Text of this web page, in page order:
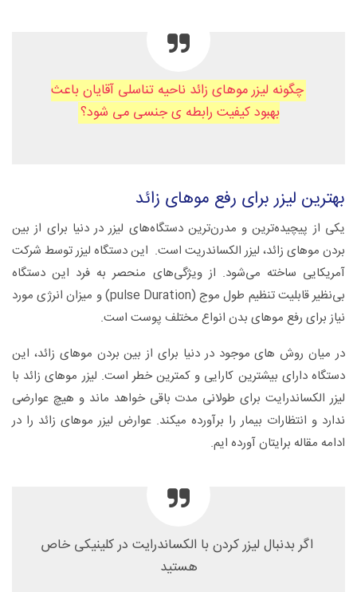
چگونه لیزر موهای زائد ناحیه تناسلی آقایان باعث
بهبود کیفیت رابطه ی جنسی می شود؟
بهترین لیزر برای رفع موهای زائد
یکی از پیچیده‌ترین و مدرن‌ترین دستگاه‌های لیزر در دنیا برای از بین
بردن موهای زائد، لیزر الکساندریت است. این دستگاه لیزر توسط شرکت
آمریکایی ساخته می‌شود. از ویژگی‌های منحصر به فرد این دستگاه
بی‌نظیر قابلیت تنظیم طول موج (pulse Duration) و میزان انرژی مورد
نیاز برای رفع موهای بدن انواع مختلف پوست است.
در میان روش های موجود در دنیا برای از بین بردن موهای زائد، این
دستگاه دارای بیشترین کارایی و کمترین خطر است. لیزر موهای زائد با
لیزر الکساندرایت برای طولانی مدت باقی خواهد ماند و هیچ عوارضی
ندارد و انتظارات بیمار را برآورده می‎کند. عوارض لیزر موهای زائد را در
ادامه مقاله برایتان آورده ایم.
اگر بدنبال لیزر کردن با الکساندرایت در کلینیکی خاص
هستید